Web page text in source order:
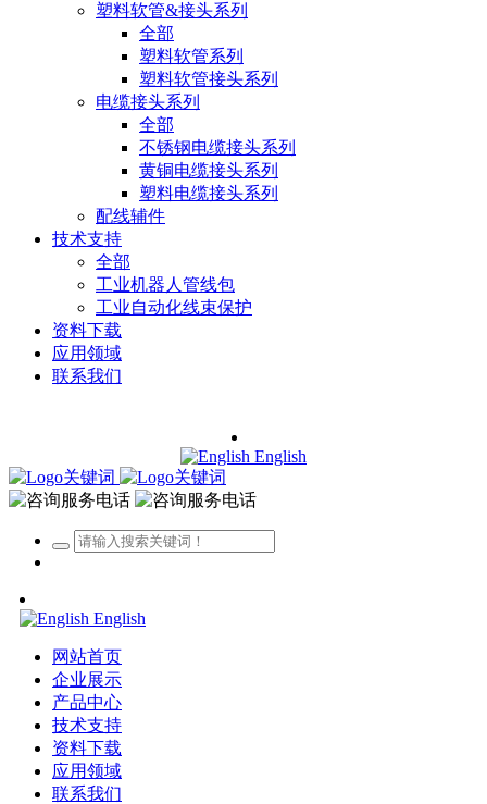
塑料软管&接头系列
全部
塑料软管系列
塑料软管接头系列
电缆接头系列
全部
不锈钢电缆接头系列
黄铜电缆接头系列
塑料电缆接头系列
配线辅件
技术支持
全部
工业机器人管线包
工业自动化线束保护
资料下载
应用领域
联系我们
English
English
网站首页
企业展示
产品中心
技术支持
资料下载
应用领域
联系我们